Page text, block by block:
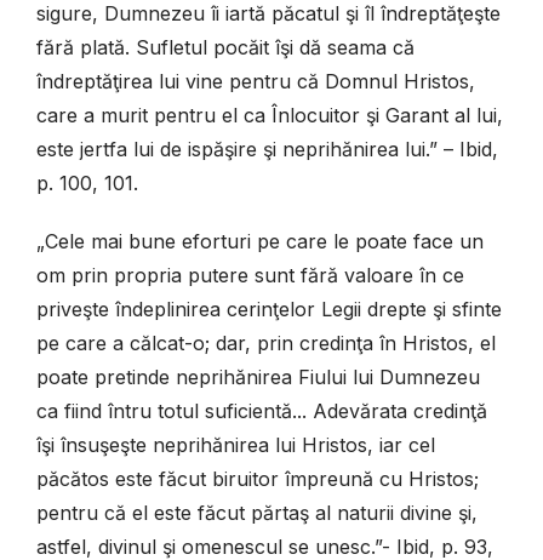
sigure, Dumnezeu îi iartă păcatul şi îl îndreptăţeşte
fără plată. Sufletul pocăit îşi dă seama că
îndreptăţirea lui vine pentru că Domnul Hristos,
care a murit pentru el ca Înlocuitor şi Garant al lui,
este jertfa lui de ispăşire şi neprihănirea lui.” – Ibid,
p. 100, 101.
„Cele mai bune eforturi pe care le poate face un
om prin propria putere sunt fără valoare în ce
priveşte îndeplinirea cerinţelor Legii drepte şi sfinte
pe care a călcat-o; dar, prin credinţa în Hristos, el
poate pretinde neprihănirea Fiului lui Dumnezeu
ca fiind întru totul suficientă... Adevărata credinţă
îşi însuşeşte neprihănirea lui Hristos, iar cel
păcătos este făcut biruitor împreună cu Hristos;
pentru că el este făcut părtaş al naturii divine şi,
astfel, divinul şi omenescul se unesc.”- Ibid, p. 93,